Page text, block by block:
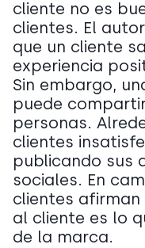
cliente no es
clientes. El
que un cliente
experiencia
Sin embargo,
puede
personas.
clientes
publicando sus
sociales. En
clientes
al cliente es lo
de la marca.